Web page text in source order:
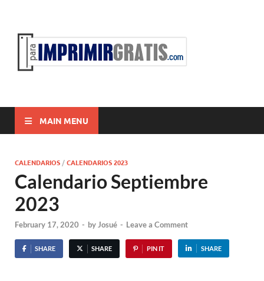
MAIN MENU
CALENDARIOS /CALENDARIOS 2023
Calendario Septiembre
2023
February 17, 2020 - byJosué - Leave a Comment
SHARE SHARE PIN IT SHARE